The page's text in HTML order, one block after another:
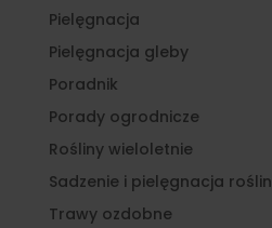
Pielęgnacja
Pielęgnacja gleby
Poradnik
Porady ogrodnicze
Rośliny wieloletnie
Sadzenie i pielęgnacja roślin
Trawy ozdobne